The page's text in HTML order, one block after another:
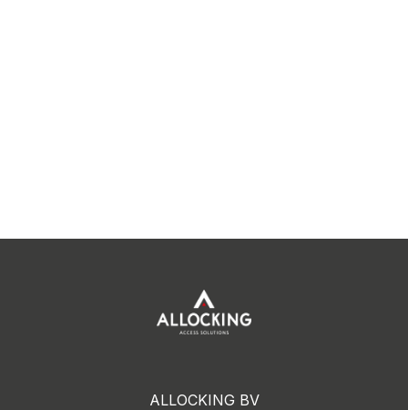
ALLOCKING BV